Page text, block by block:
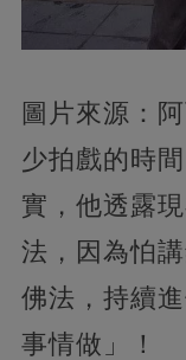
圖片來源：
少拍戲的時
實，他透露
法，因為怕
佛法，持續
事情做」！